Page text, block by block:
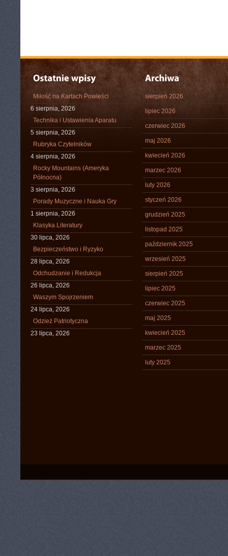
Miłość na Kartach Powieści
6 sierpnia, 2026
Technika i Ustawienia Aparatu
5 sierpnia, 2026
Rubryka Czytelników
4 sierpnia, 2026
Rocky Mountains (Ameryka
Północna)
3 sierpnia, 2026
Porady Muzyczne i Nauka Gry
1 sierpnia, 2026
Klasyka Literatury
30 lipca, 2026
Bezpieczeństwo i Ryzyko
28 lipca, 2026
Odchudzanie i Redukcja
26 lipca, 2026
Waszym Spojrzeniem
24 lipca, 2026
Odzież Patriotyczna
23 lipca, 2026
sierpień 2026
lipiec 2026
czerwiec 2026
maj 2026
kwiecień 2026
marzec 2026
luty 2026
styczeń 2026
grudzień 2025
listopad 2025
październik 2025
wrzesień 2025
sierpień 2025
lipiec 2025
czerwiec 2025
maj 2025
kwiecień 2025
marzec 2025
luty 2025